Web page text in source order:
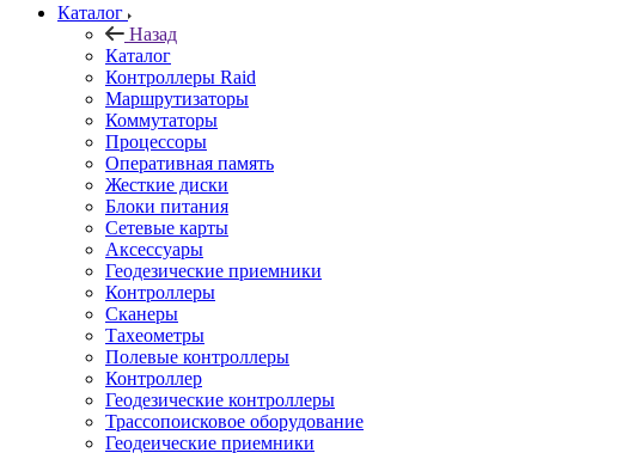
Каталог
Назад
Каталог
Контроллеры Raid
Маршрутизаторы
Коммутаторы
Процессоры
Оперативная память
Жесткие диски
Блоки питания
Сетевые карты
Аксессуары
Геодезические приемники
Контроллеры
Сканеры
Тахеометры
Полевые контроллеры
Контроллер
Геодезические контроллеры
Трассопоисковое оборудование
Геодеические приемники